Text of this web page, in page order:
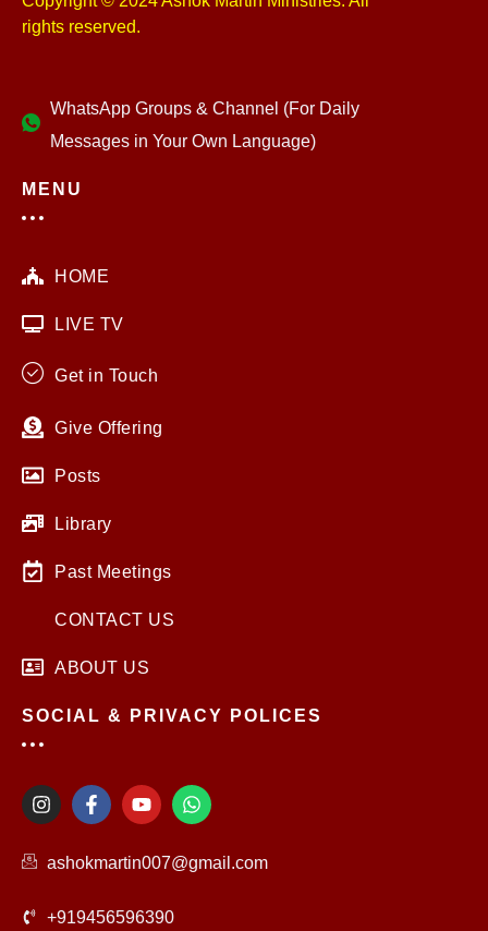
rights reserved.
WhatsApp Groups & Channel (For Daily
Messages in Your Own Language)
MENU
HOME
LIVE TV
Get in Touch
Give Offering
Posts
Library
Past Meetings
CONTACT US
ABOUT US
SOCIAL & PRIVACY POLICES
I
n
a
F
a
b
o
Y
o
t
u
e
W
h
s
ashokmartin007@gmail.com
+919456596390